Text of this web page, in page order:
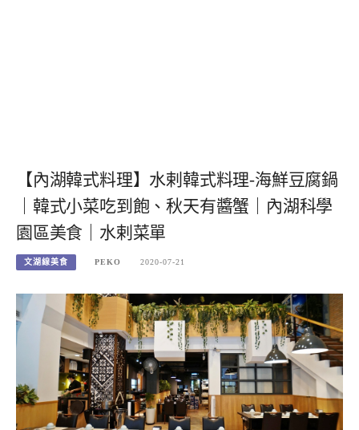
【內湖韓式料理】水剌韓式料理-海鮮豆腐鍋
｜韓式小菜吃到飽、秋天有醬蟹｜內湖科學
園區美食｜水剌菜單
文湖線美食 PEKO 2020-07-21